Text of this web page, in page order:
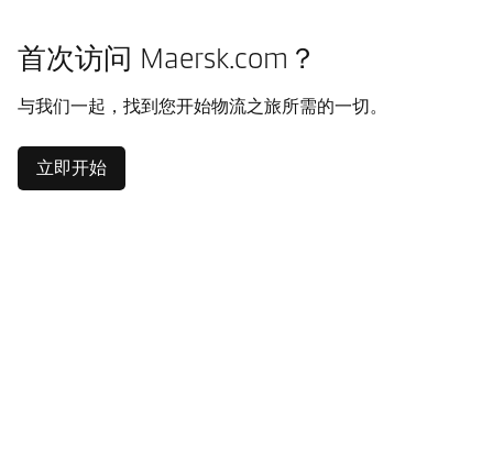
首次访问 Maersk.com？
与我们一起，找到您开始物流之旅所需的一切。
立即开始